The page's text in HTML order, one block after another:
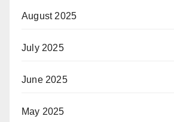
August 2025
July 2025
June 2025
May 2025